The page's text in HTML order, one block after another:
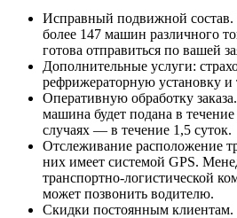
Исправный подвижной
более 147 машин различного
готова отправиться по вашей
Дополнительные услуги:
рефрижераторную установку и
Оперативную обработку
машина будет подана в
случаях — в течение 1,5 суток.
Отслеживание расположение
них имеет системой GPS.
транспортно-логистической
может позвонить водителю.
Скидки постоянным клиентам.